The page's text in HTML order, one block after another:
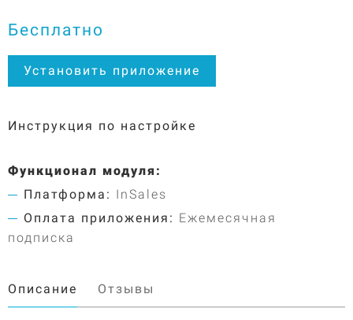
Бесплатно
Установить приложение
Инструкция по настройке
Функционал модуля:
Платформа: InSales
Оплата приложения: Ежемесячная
подписка
Описание Отзывы